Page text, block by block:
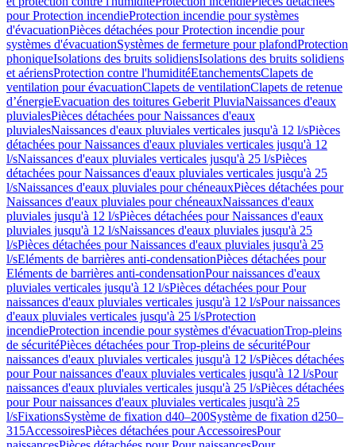
pour Protection incendieProtection incendie pour systèmes
d'évacuationPièces détachées pour Protection incendie pour
systèmes d'évacuationSystèmes de fermeture pour plafondProtection
phoniqueIsolations des bruits solidiensIsolations des bruits solidiens
et aériensProtection contre l'humiditéEtanchementsClapets de
ventilation pour évacuationClapets de ventilationClapets de retenue
d’énergieEvacuation des toitures Geberit PluviaNaissances d'eaux
pluvialesPièces détachées pour Naissances d'eaux
pluvialesNaissances d'eaux pluviales verticales jusqu'à 12 l/sPièces
détachées pour Naissances d'eaux pluviales verticales jusqu'à 12
l/sNaissances d'eaux pluviales verticales jusqu'à 25 l/sPièces
détachées pour Naissances d'eaux pluviales verticales jusqu'à 25
l/sNaissances d'eaux pluviales pour chéneauxPièces détachées pour
Naissances d'eaux pluviales pour chéneauxNaissances d'eaux
pluviales jusqu'à 12 l/sPièces détachées pour Naissances d'eaux
pluviales jusqu'à 12 l/sNaissances d'eaux pluviales jusqu'à 25
l/sPièces détachées pour Naissances d'eaux pluviales jusqu'à 25
l/sEléments de barrières anti-condensationPièces détachées pour
Eléments de barrières anti-condensationPour naissances d'eaux
pluviales verticales jusqu'à 12 l/sPièces détachées pour Pour
naissances d'eaux pluviales verticales jusqu'à 12 l/sPour naissances
d'eaux pluviales verticales jusqu'à 25 l/sProtection
incendieProtection incendie pour systèmes d'évacuationTrop-pleins
de sécuritéPièces détachées pour Trop-pleins de sécuritéPour
naissances d'eaux pluviales verticales jusqu'à 12 l/sPièces détachées
pour Pour naissances d'eaux pluviales verticales jusqu'à 12 l/sPour
naissances d'eaux pluviales verticales jusqu'à 25 l/sPièces détachées
pour Pour naissances d'eaux pluviales verticales jusqu'à 25
l/sFixationsSystème de fixation d40–200Système de fixation d250–
315AccessoiresPièces détachées pour AccessoiresPour